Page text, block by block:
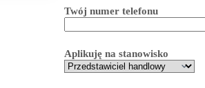
Twój numer telefonu
Aplikuję na stanowisko